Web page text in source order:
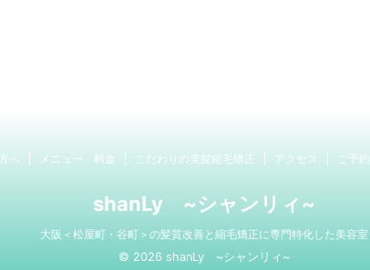
へ メニュー 料金 こだわりの美髪縮毛矯正 アクセス ご予約
shanLy ~シャンリィ~
大阪＜松屋町・谷町＞の髪質改善と縮毛矯正に専門特化した美容室
© 2026 shanLy ~シャンリィ~